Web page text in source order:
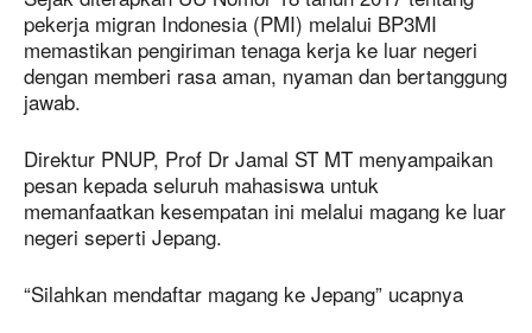
pekerja migran Indonesia (PMI) melalui BP3MI
memastikan pengiriman tenaga kerja ke luar negeri
dengan memberi rasa aman, nyaman dan bertanggung
jawab.
Direktur PNUP, Prof Dr Jamal ST MT menyampaikan
pesan kepada seluruh mahasiswa untuk
memanfaatkan kesempatan ini melalui magang ke luar
negeri seperti Jepang.
“Silahkan mendaftar magang ke Jepang” ucapnya